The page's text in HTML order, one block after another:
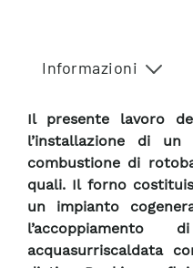
Informazioni
Il presente lavoro
l’installazione di
combustione di
quali. Il forno
un impianto
acquasurriscaldata